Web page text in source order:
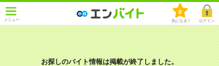
メニュー
0
気になる！ ログイン
お探しのバイト情報は掲載が終了しました。